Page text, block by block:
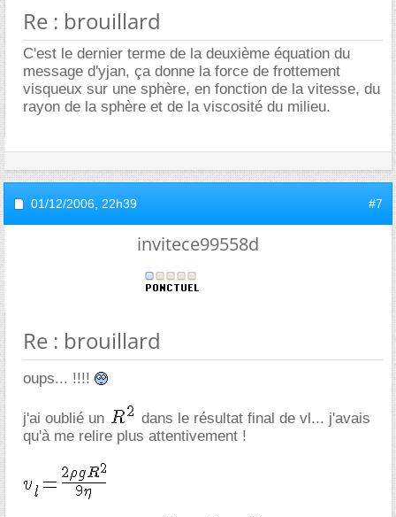
Re : brouillard
C'est le dernier terme de la deuxième équation du
message d'yjan, ça donne la force de frottement
visqueux sur une sphère, en fonction de la vitesse, du
rayon de la sphère et de la viscosité du milieu.
01/12/2006, 22h39 #7
invitece99558d
Re : brouillard
oups... !!!!
j'ai oublié un
dans le résultat final de vl... j'avais
qu'à me relire plus attentivement !